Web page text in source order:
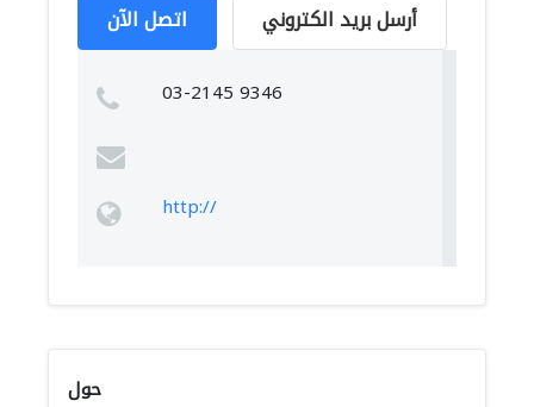
اتصل الآن أرسل بريد الكتروني
03-2145 9346
http://
حول